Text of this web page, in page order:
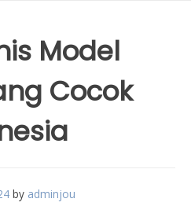
Model
Cocok
by adminjou